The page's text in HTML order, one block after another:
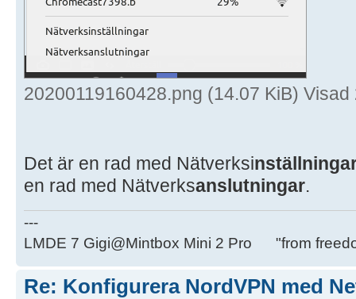
20200119160428.png (14.07 KiB)
Det är en rad med Nätverksi
en rad med Nätverksanslutningar.
---
LMDE 7 Gigi@Mintbox Mini 2 Pro "from
Re: Konfigurera NordVPN med